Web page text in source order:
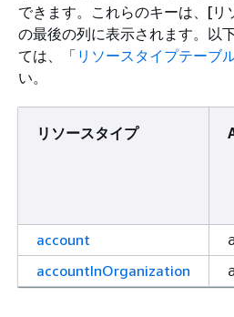
できます。これらのキーは、[
の最後の列に表示されます。以
ては、「 リソースタイプテーブ
い。
リソースタイプ
account
accountInOrganization